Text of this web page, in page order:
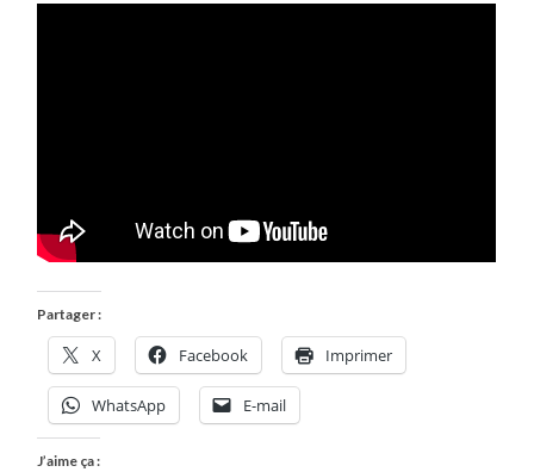
Partager :
X Facebook Imprimer
WhatsApp E-mail
J’aime ça :